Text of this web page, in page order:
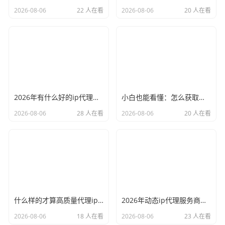
2026-08-06 22 人在看 2026-08-06 20 人在看
2026年有什么好的ip代理软件？亲测后我只推荐这几个
2026-08-06 28 人在看
小白也能看懂：怎么获取代理ip和端口号，一步步教会你
2026-08-06 20 人在看
什么样的才算高质量代理ip？资深玩家总结了三个硬指标
2026-08-06 18 人在看
2026年动态ip代理服务商有哪些？这份清单建议收藏
2026-08-06 23 人在看